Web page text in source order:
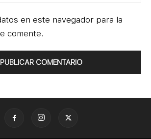
en este navegador para la
comente.